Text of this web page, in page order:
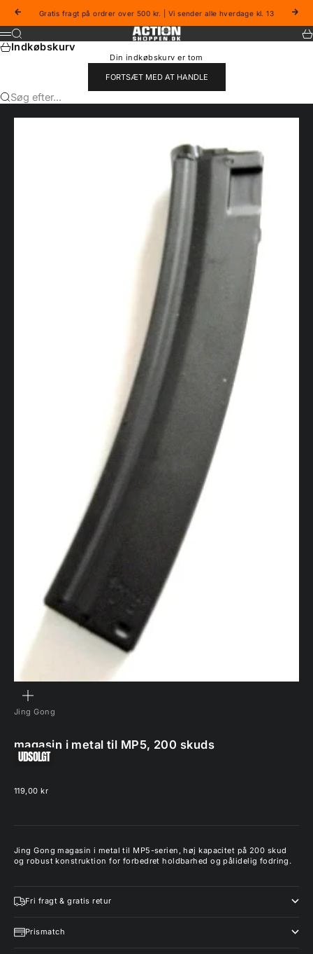
ForrigeGratis fragt på ordrer over 500 kr. | Vi sender alle hverdage kl. 13
Actionshoppen
Menu
Søg
Indkøbskurv
Din indkøbskurv er tom
FORTSÆT MED AT HANDLE
Søg efter...
Jing Gong
magasin i metal til MP5, 200 skuds
UDSOLGT
Salgspris
119,00 kr
Jing Gong magasin i metal til MP5-serien, høj kapacitet på 200 skud
og robust konstruktion for forbedret holdbarhed og pålidelig fodring.
Fri fragt & gratis retur
Prismatch